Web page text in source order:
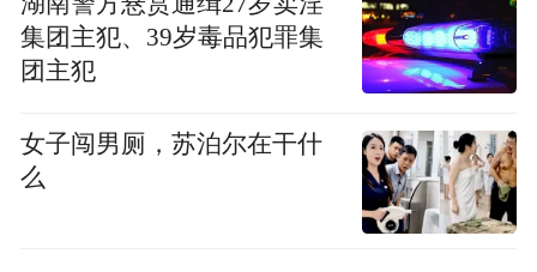
集团主犯、39岁毒品犯罪集
团主犯
女子闯男厕，苏泊尔在干什
么